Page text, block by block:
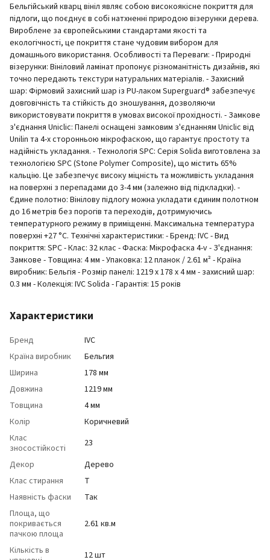
Бельгійський кварц вініл являє собою високоякісне покриття для
підлоги, що поєднує в собі натхненні природою візерунки дерева.
Вироблене за європейськими стандартами якості та
екологічності, це покриття стане чудовим вибором для
домашнього використання. Особливості та Переваги: - Природні
візерунки: Вініловий ламінат пропонує різноманітність дизайнів, які
точно передають текстури натуральних матеріалів. - Захисний
шар: Фірмовий захисний шар із PU-лаком Superguard® забезпечує
довговічність та стійкість до зношування, дозволяючи
використовувати покриття в умовах високої прохідності. - Замкове
з'єднання Uniclic: Панелі оснащені замковим з'єднанням Uniclic від
Unilin та 4-х сторонньою мікрофаскою, що гарантує простоту та
надійність укладання. - Технологія SPC: Серія Solida виготовлена ​​за
технологією SPC (Stone Polymer Composite), що містить 65%
кальцію. Це забезпечує високу міцність та можливість укладання
на поверхні з перепадами до 3-4 мм (залежно від підкладки). -
Єдине полотно: Вінілову підлогу можна укладати єдиним полотном
до 16 метрів без порогів та переходів, дотримуючись
температурного режиму в приміщенні. Максимальна температура
поверхні +27 °С. Технічні характеристики: - Бренд: IVC - Вид
покриття: SPC - Клас: 32 клас - Фаска: Мікрофаска 4-v - З'єднання:
Замкове - Товщина: 4 мм - Упаковка: 12 планок / 2.61 м² - Країна
виробник: Бельгія - Розмір панелі: 1219 х 178 х 4 мм - захисний шар:
0.3 мм - Колекція: IVC Solida - Гарантія: 15 років
Характеристики
Бренд
IVC
Країна виробник
Бельгия
Ширина
178 мм
Довжина
1219 мм
Товщина
4 мм
Колір
Коричневий
Клас
зносостійкості
23
Декор
Дерево
Клас стирання
T
Наявність фаски
Так
Площа, що
покривається
пачкою площа
2.61 кв.м
Кількість в
12 шт